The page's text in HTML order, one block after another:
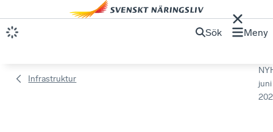
Sök Meny
Infrastruktur​
juni